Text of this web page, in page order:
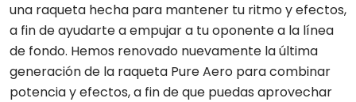
una raqueta hecha para mantener tu ritmo y efectos,
a fin de ayudarte a empujar a tu oponente a la línea
de fondo. Hemos renovado nuevamente la última
generación de la raqueta Pure Aero para combinar
potencia y efectos, a fin de que puedas aprovechar